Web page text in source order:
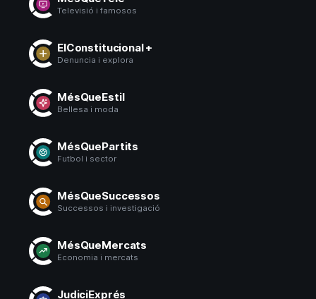
Televisió i famosos
ElConstitucional +
Denuncia i explora
MésQueEstil
Bellesa i moda
MésQuePartits
Futbol i sector
MésQueSuccessos
Successos i investigació
MésQueMercats
Economia i mercats
JudiciExprés